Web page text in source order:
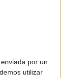
por un
utilizar